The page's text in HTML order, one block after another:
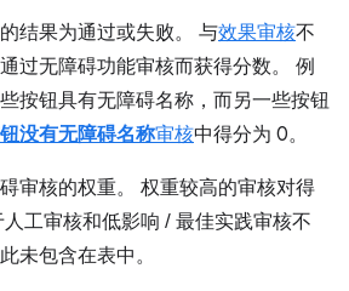
结果为通过或失败。 与效果审核不
过无障碍功能审核而获得分数。 例
按钮具有无障碍名称，而另一些按钮
没有无障碍名称审核中得分为 0。
审核的权重。 权重较高的审核对得
工审核和低影响 / 最佳实践审核不
未包含在表中。